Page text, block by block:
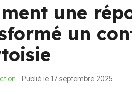
une
un
Publié le 17 septembre 2025